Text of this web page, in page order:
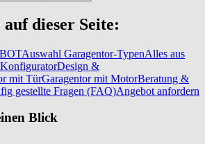
dieser Seite:
Auswahl Garagentor-TypenAlles aus
Design &
mit TürGaragentor mit MotorBeratung &
gestellte Fragen (FAQ)Angebot anfordern
Blick